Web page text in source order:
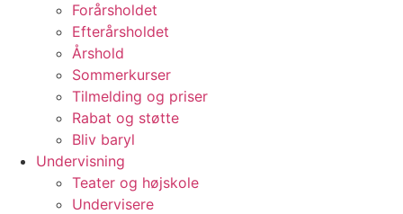
Forårsholdet
Efterårsholdet
Årshold
Sommerkurser
Tilmelding og priser
Rabat og støtte
Bliv baryl
Undervisning
Teater og højskole
Undervisere